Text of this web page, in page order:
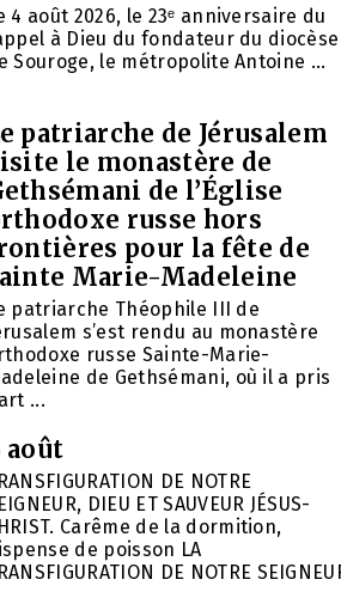
4 août 2026, le 23ᵉ anniversaire du
à Dieu du fondateur du diocèse
Souroge, le métropolite Antoine ...
patriarche de Jérusalem
le monastère de
de l’Église
russe hors
pour la fête de
Marie-Madeleine
patriarche Théophile III de
s’est rendu au monastère
russe Sainte-Marie-
de Gethsémani, où il a pris
...
août
DE NOTRE
DIEU ET SAUVEUR JÉSUS-
Carême de la dormition,
de poisson LA
DE NOTRE